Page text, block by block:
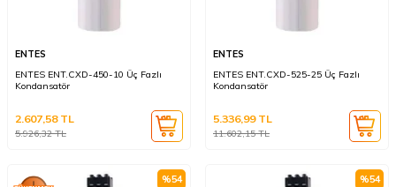
ENTES
ENTES ENT.CXD-450-10 Üç Fazlı
Kondansatör
5.926,32TL
2.607,58TL
ENTES
ENTES ENT.CXD-525-25 Üç Fazlı
Kondansatör
11.602,15TL
5.336,99TL
%54 %54